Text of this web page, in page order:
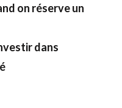
on réserve un
dans